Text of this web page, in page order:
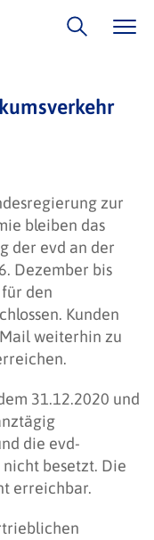
zur
bleiben das
der evd an der
Dezember bis
den
Kunden
weiterhin zu
31.12.2020 und
die evd-
besetzt. Die
erreichbar.